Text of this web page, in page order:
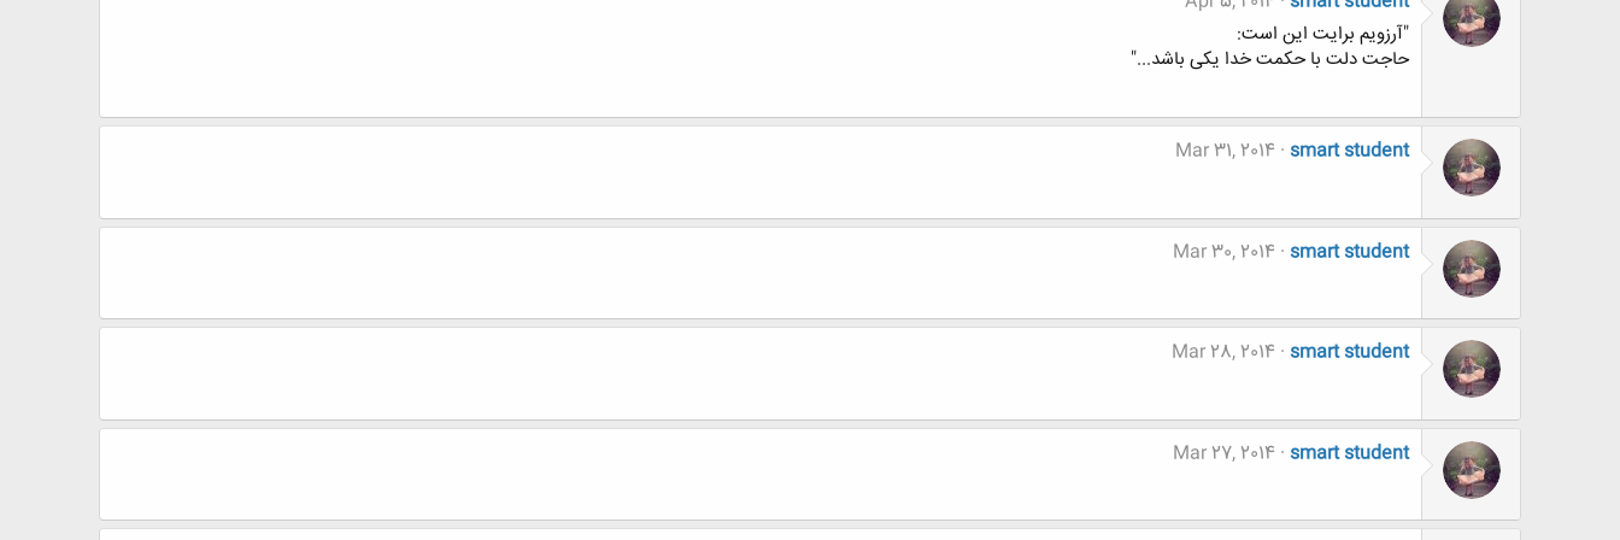
"آرزویم برایت این است:
حاجت دلت با حکمت خدا یکی باشد..."
smart student
Mar 31, 2014
smart student
Mar 30, 2014
smart student
Mar 28, 2014
smart student
Mar 27, 2014